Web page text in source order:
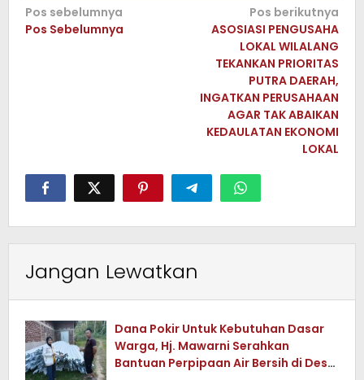
Navigasi
pos
Pos sebelumnya
Pos Sebelumnya
Pos berikutnya
ASOSIASI PENGUSAHA
LOKAL WILALANG
TEKANKAN PRIORITAS
PUTRA DAERAH,
INGATKAN PERUSAHAAN
AGAR TAK ABAIKAN
KEDAULATAN EKONOMI
LOKAL
Jangan Lewatkan
Dana Pokir Untuk Kebutuhan Dasar
Warga, Hj. Mawarni Serahkan
Bantuan Perpipaan Air Bersih di Desa